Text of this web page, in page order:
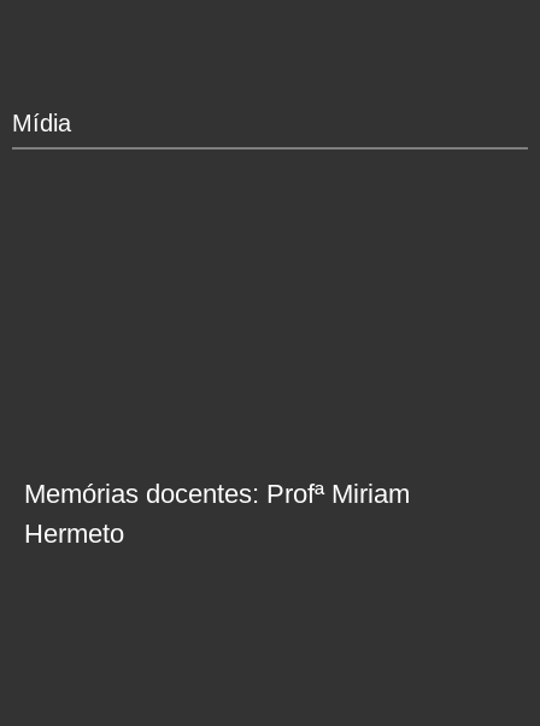
Mídia
Memórias docentes: Profª Miriam
Hermeto